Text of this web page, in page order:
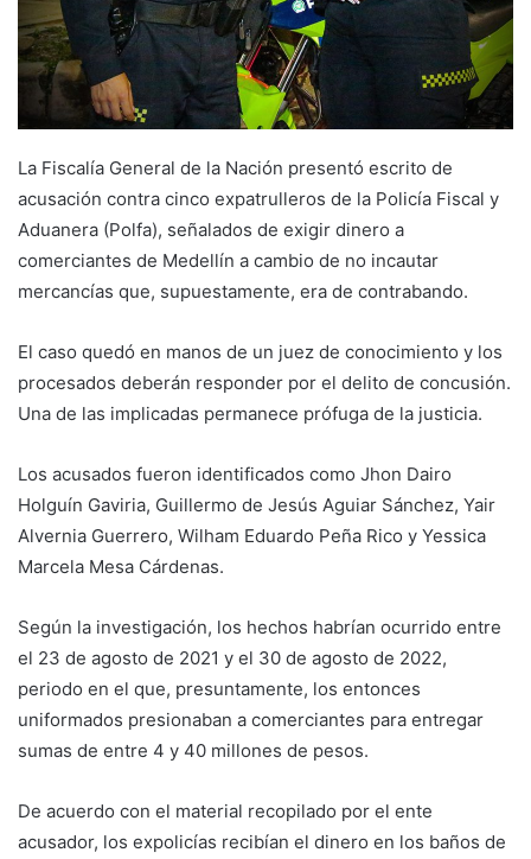
La Fiscalía General de la Nación presentó escrito de
acusación contra cinco expatrulleros de la Policía Fiscal y
Aduanera (Polfa), señalados de exigir dinero a
comerciantes de Medellín a cambio de no incautar
mercancías que, supuestamente, era de contrabando.
El caso quedó en manos de un juez de conocimiento y los
procesados deberán responder por el delito de concusión.
Una de las implicadas permanece prófuga de la justicia.
Los acusados fueron identificados como Jhon Dairo
Holguín Gaviria, Guillermo de Jesús Aguiar Sánchez, Yair
Alvernia Guerrero, Wilham Eduardo Peña Rico y Yessica
Marcela Mesa Cárdenas.
Según la investigación, los hechos habrían ocurrido entre
el 23 de agosto de 2021 y el 30 de agosto de 2022,
periodo en el que, presuntamente, los entonces
uniformados presionaban a comerciantes para entregar
sumas de entre 4 y 40 millones de pesos.
De acuerdo con el material recopilado por el ente
acusador, los expolicías recibían el dinero en los baños de